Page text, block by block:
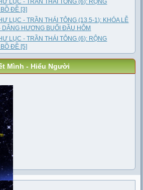
ĐỀ [3]
LỤC - TRẦN THÁI TÔNG (13.5-1): KHÓA LỄ
DÂNG HƯƠNG BUỔI ĐẦU HÔM
LỤC - TRẦN THÁI TÔNG (6): RỘNG
ĐỀ [5]
Mình - Hiểu Người